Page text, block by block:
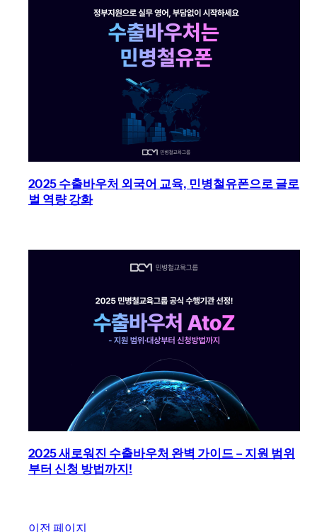
2025 수출바우처 외국어 교육, 민병철유폰으로 글로
벌 역량 강화
2025 새로워진 수출바우처 완벽 가이드 – 지원 범위
부터 신청 방법까지!
이전 페이지